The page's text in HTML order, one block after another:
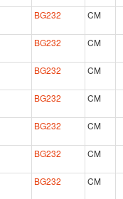
BG232 CM
BG232 CM
BG232 CM
BG232 CM
BG232 CM
BG232 CM
BG232 CM